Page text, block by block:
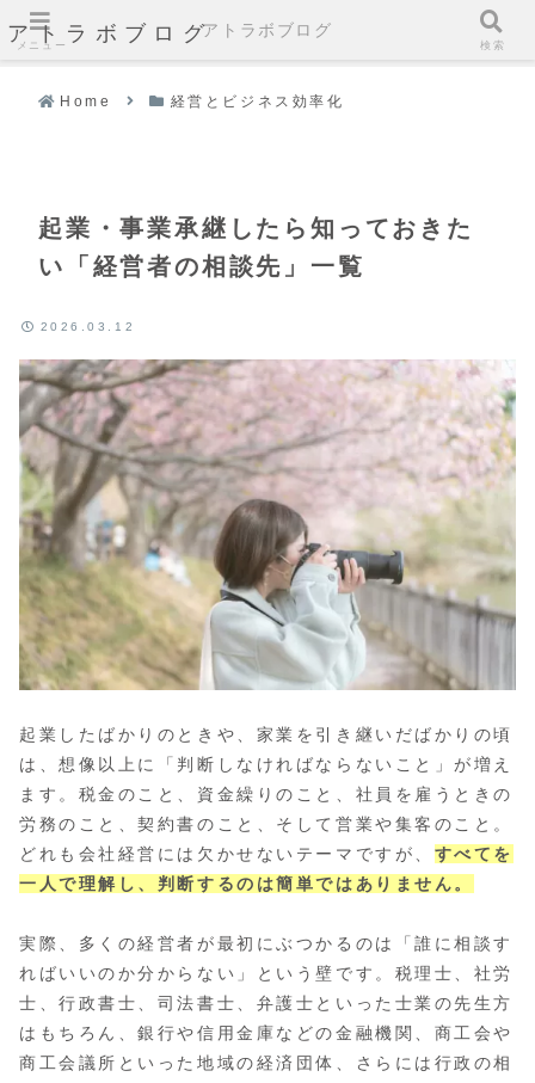
アトラボブログ
Home 経営とビジネス効率化
起業・事業承継したら知っておきた
い「経営者の相談先」一覧
2026.03.12
起業したばかりのときや、家業を引き継いだばかりの頃
は、想像以上に「判断しなければならないこと」が増え
ます。税金のこと、資金繰りのこと、社員を雇うときの
労務のこと、契約書のこと、そして営業や集客のこと。
どれも会社経営には欠かせないテーマですが、 すべてを
一人で理解し、判断するのは簡単ではありません。
実際、多くの経営者が最初にぶつかるのは「誰に相談す
ればいいのか分からない」という壁です。税理士、社労
士、行政書士、司法書士、弁護士といった士業の先生方
はもちろん、銀行や信用金庫などの金融機関、商工会や
商工会議所といった地域の経済団体、さらには行政の相
メニュー
アトラボブログ
検索